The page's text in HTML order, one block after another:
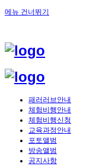
메뉴 건너뛰기
패러러브안내
체험비행안내
체험비행신청
교육과정안내
포토앨범
방송앨범
공지사항